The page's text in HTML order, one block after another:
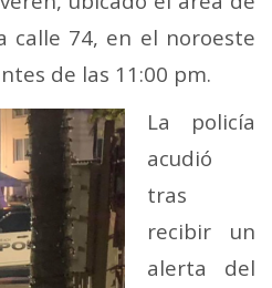
calle 74, en el noroeste
de las 11:00 pm.
La policía
acudió
tras
recibir un
alerta del